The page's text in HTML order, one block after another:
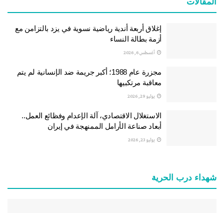
إغلاق أربعة أندية رياضية نسوية في يزد بالتزامن مع
أزمة بطالة النساء
أغسطس 6, 2026
مجزرة عام 1988؛ أكبر جريمة ضد الإنسانية لم يتم
معاقبة مرتكبيها
يوليو 29, 2026
الاستغلال الاقتصادي، آلة الإعدام وفظائع العمل..
أبعاد صناعة الأرامل الممنهجة في إيران
يوليو 23, 2026
شهداء درب الحرية